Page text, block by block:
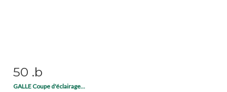
Item detail
50 .b
GALLE Coupe d'éclairage...